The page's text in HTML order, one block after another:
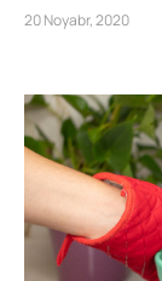
20 Noyabr, 2020